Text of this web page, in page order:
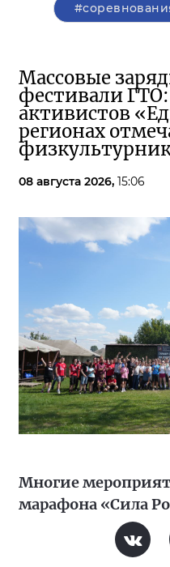
Массовые
фестивали
активистов
регионах
08 августа 2026, 15:06
Многие
марафона «Сила